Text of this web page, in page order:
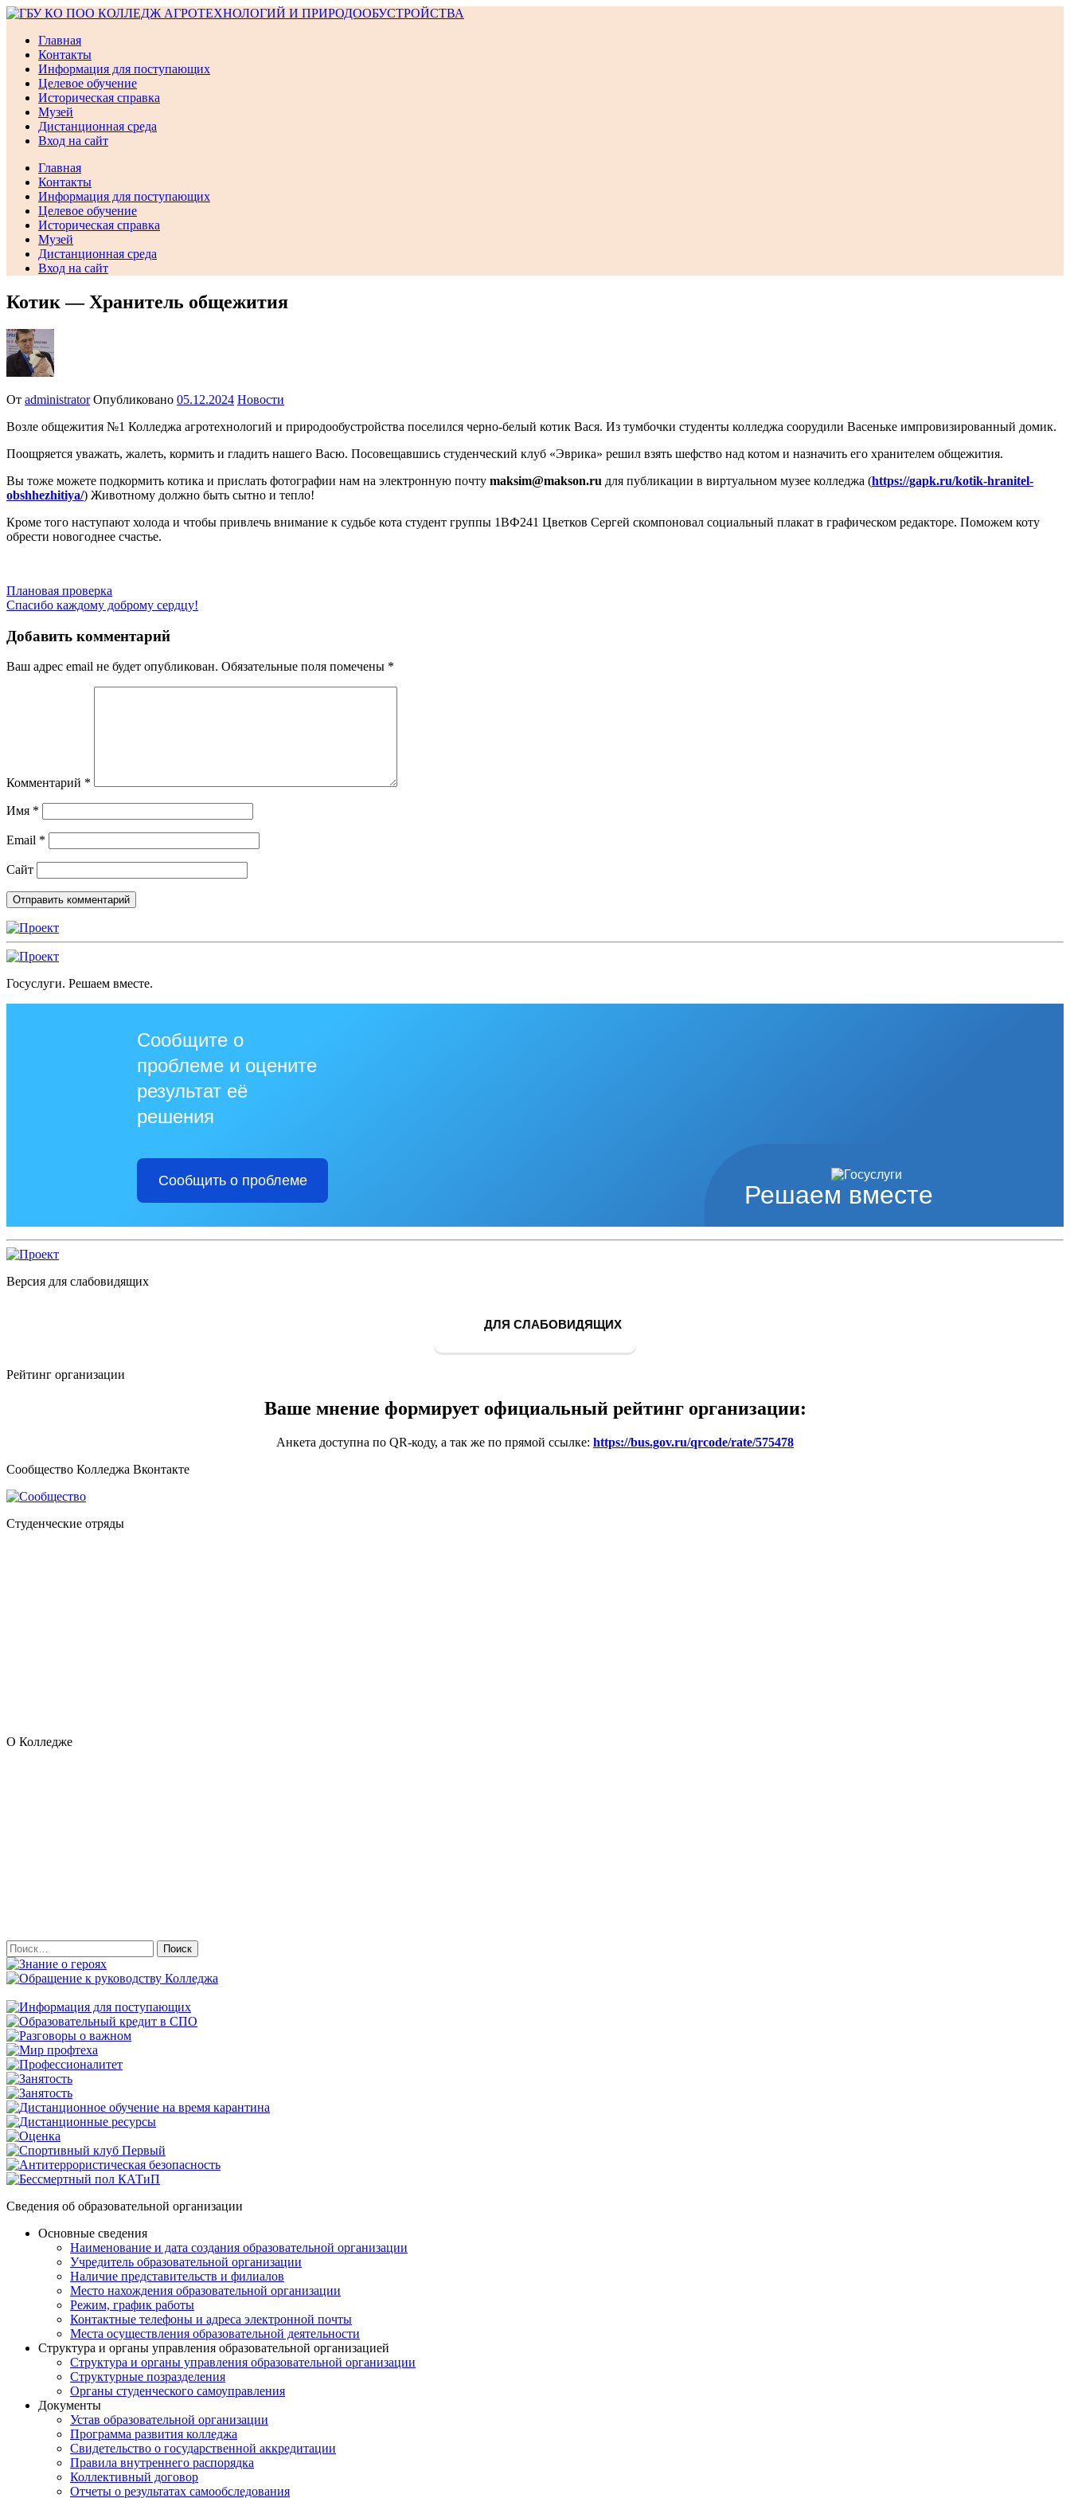
Перейти
содержимому
Главная
Контакты
Информация для поступающих
Целевое обучение
Историческая справка
Музей
Дистанционная среда
Вход на сайт
Главная
Контакты
Информация для поступающих
Целевое обучение
Историческая справка
Музей
Дистанционная среда
Вход на сайт
Котик — Хранитель общежития
От administrator Опубликовано 05.12.2024 Новости
Возле общежития №1 Колледжа агротехнологий и природообустройства поселился черно-белый котик Вася. Из тумбочки студенты колледжа соорудили Васеньке импровизированный домик.
Поощряется уважать, жалеть, кормить и гладить нашего Васю. Посовещавшись студенческий клуб «Эврика» решил взять шефство над котом и назначить его хранителем общежития.
Вы тоже можете подкормить котика и прислать фотографии нам на электронную почту maksim@makson.ru для публикации в виртуальном музее колледжа (https://gapk.ru/kotik-hranitel-
obshhezhitiya/) Животному должно быть сытно и тепло!
Кроме того наступают холода и чтобы привлечь внимание к судьбе кота студент группы 1ВФ241 Цветков Сергей скомпоновал социальный плакат в графическом редакторе. Поможем коту
обрести новогоднее счастье.
Навигация
по
записям
Плановая проверка
Спасибо каждому доброму сердцу!
Добавить комментарий
Ваш адрес email не будет опубликован. Обязательные поля помечены *
Комментарий *
Имя *
Email *
Сайт
Госуслуги. Решаем вместе.
Решаем вместе
Сообщите о
проблеме и оцените
результат её
решения
Сообщить о проблеме
Версия для слабовидящих
ДЛЯ СЛАБОВИДЯЩИХ
Рейтинг организации
Ваше мнение формирует официальный рейтинг организации:
Анкета доступна по QR-коду, а так же по прямой ссылке: https://bus.gov.ru/qrcode/rate/575478
Сообщество Колледжа Вконтакте
Студенческие отряды
О Колледже
Найти:
Сведения об образовательной организации
Основные сведения
Наименование и дата создания образовательной организации
Учредитель образовательной организации
Наличие представительств и филиалов
Место нахождения образовательной организации
Режим, график работы
Контактные телефоны и адреса электронной почты
Места осуществления образовательной деятельности
Структура и органы управления образовательной организацией
Структура и органы управления образовательной организации
Структурные позразделения
Органы студенческого самоуправления
Документы
Устав образовательной организации
Программа развития колледжа
Свидетельство о государственной аккредитации
Правила внутреннего распорядка
Коллективный договор
Отчеты о результатах самообследования